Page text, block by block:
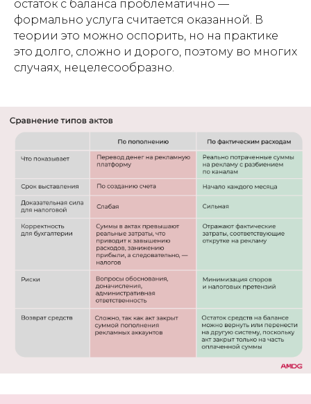
остаток с баланса проблематично —
формально услуга считается оказанной. В
теории это можно оспорить, но на практике
это долго, сложно и дорого, поэтому во многих
случаях, нецелесообразно.